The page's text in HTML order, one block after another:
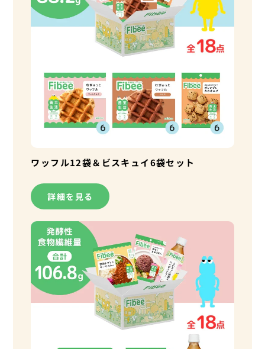
ワッフル12袋＆ビスキュイ6袋セット
詳細を見る